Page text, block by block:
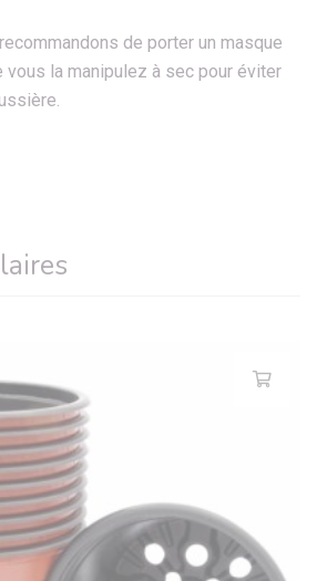
de porter un masque
la manipulez à sec pour éviter